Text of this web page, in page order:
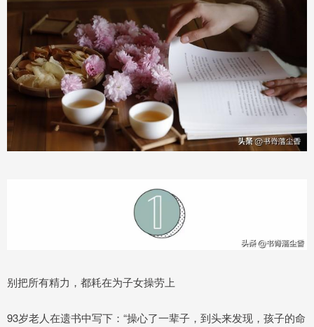
别把所有精力，都耗在为子女操劳上
93岁老人在遗书中写下：“操心了一辈子，到头来发现，孩子的命